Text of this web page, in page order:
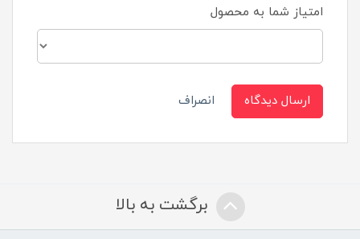
امتیاز شما به محصول
ارسال دیدگاه انصراف
برگشت به بالا